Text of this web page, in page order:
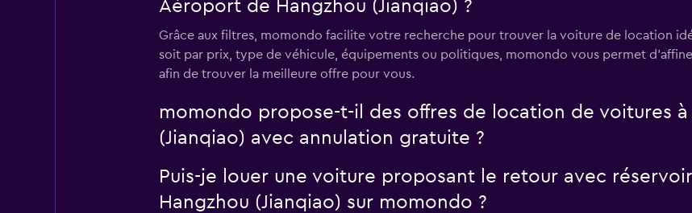
Aéroport de Hangzhou (Jianqiao) ?
Grâce aux filtres, momondo facilite votre recherche pour trouver la voiture de location
soit par prix, type de véhicule, équipements ou politiques, momondo vous permet
afin de trouver la meilleure offre pour vous.
momondo propose-t-il des offres de location de voitures
(Jianqiao) avec annulation gratuite ?
Puis-je louer une voiture proposant le retour avec
Hangzhou (Jianqiao) sur momondo ?